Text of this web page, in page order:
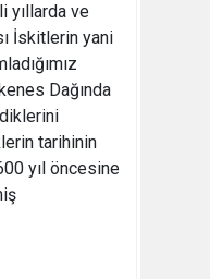
yıllarda ve
İskitlerin yani
Dağında
tarihinin
yıl öncesine